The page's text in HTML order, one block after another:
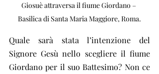
Giosuè attraversa il fiume Giordano –
Basilica di Santa Maria Maggiore, Roma.
Quale sarà stata l’intenzione del
Signore Gesù nello scegliere il fiume
Giordano per il suo Battesimo? Non ce